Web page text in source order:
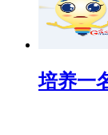
培养一